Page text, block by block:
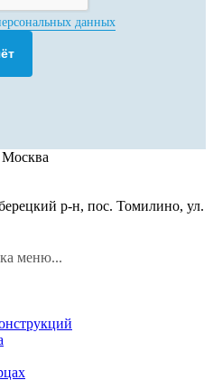
данных
р-н, пос. Томилино, ул.
меню...